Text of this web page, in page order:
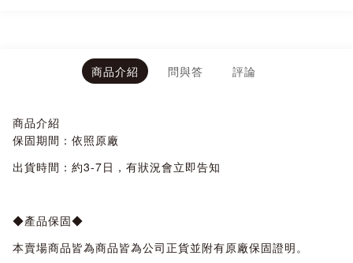
商品介紹 問與答 評論
商品介紹
保固期間：依照原廠
出貨時間：約3-7日，有狀況會立即告知
◆產品保固◆
本賣場商品皆為商品皆為公司正貨並附有原廠保固證明。